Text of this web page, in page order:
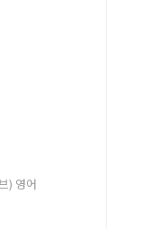
) 영어